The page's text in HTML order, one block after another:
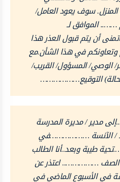
المنزل. سوف يعود العامل/
الموافق لـ
أن يتم قبول العذر هذا
في هذا الشأن.مع
الوصي/ المسؤول/ القريب/
التوقيع………………
مدير / مديرة المدرسة
/ الآنسة ………………في
طيبة وبعد..أنا الطالب
…………….. اعتذر عن
في الأسبوع الماضي في